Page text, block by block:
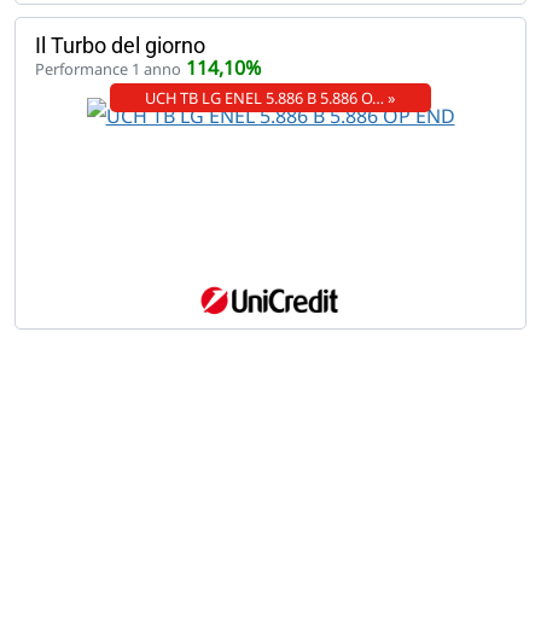
Il Turbo del giorno
Performance 1 anno 114,10%
UCH TB LG ENEL 5.886 B 5.886 O… »